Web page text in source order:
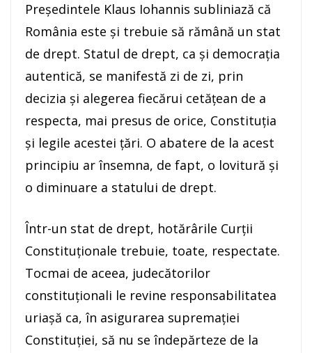
Preşedintele Klaus Iohannis subliniază că
România este şi trebuie să rămână un stat
de drept. Statul de drept, ca şi democraţia
autentică, se manifestă zi de zi, prin
decizia şi alegerea fiecărui cetăţean de a
respecta, mai presus de orice, Constituţia
şi legile acestei ţări. O abatere de la acest
principiu ar însemna, de fapt, o lovitură şi
o diminuare a statului de drept.
Într-un stat de drept, hotărârile Curţii
Constituţionale trebuie, toate, respectate.
Tocmai de aceea, judecătorilor
constituţionali le revine responsabilitatea
uriaşă ca, în asigurarea supremaţiei
Constituţiei, să nu se îndepărteze de la